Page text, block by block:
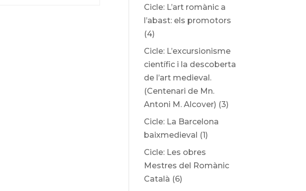
Cicle: L’art romànic a
l’abast: els promotors
(4)
Cicle: L’excursionisme
científic i la descoberta
de l’art medieval.
(Centenari de Mn.
Antoni M. Alcover) (3)
Cicle: La Barcelona
baixmedieval (1)
Cicle: Les obres
Mestres del Romànic
Català (6)